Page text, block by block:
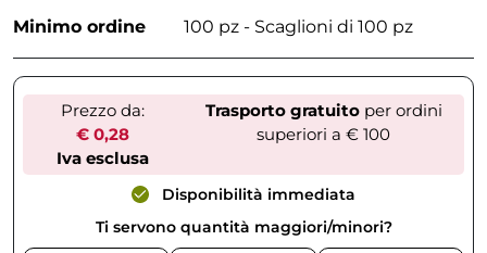
Minimo ordine 100 pz - Scaglioni di 100 pz
Prezzo da:
€ 0,28
Iva esclusa
Trasporto gratuitoper ordini
superiori a € 100
Disponibilità immediata
Ti servono quantità maggiori/minori?